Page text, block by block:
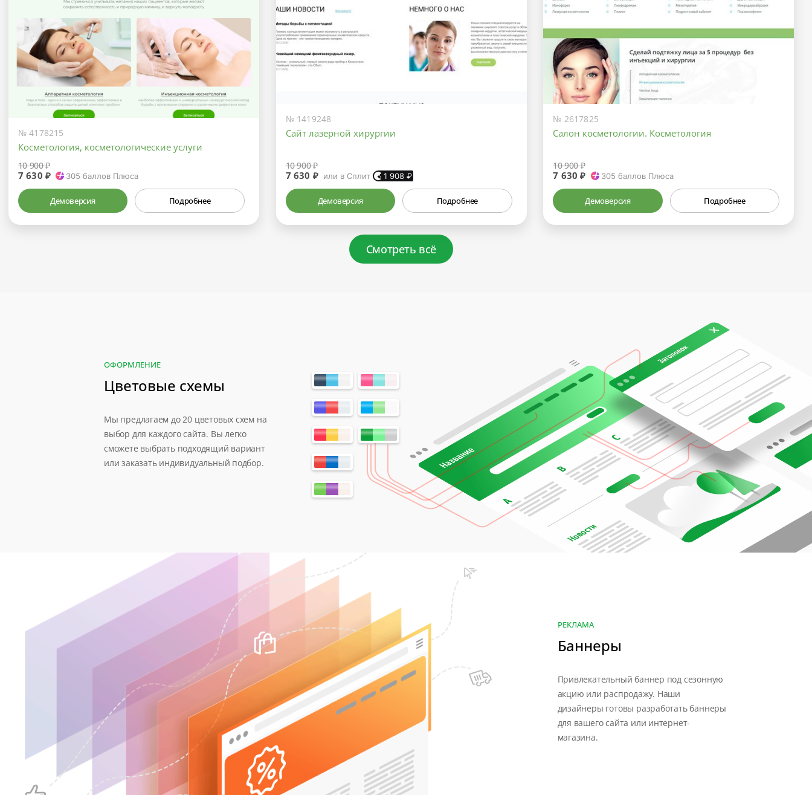
№ 4178215
Косметология, косметологические услуги
10 900 ₽
7 630 ₽ 305 баллов Плюса
Демоверсия Подробнее
№ 1419248
Сайт лазерной хирургии
10 900 ₽
7 630 ₽ или в Сплит 1 908₽
Демоверсия Подробнее
№ 2617825
Салон косметологии. Косметология
10 900 ₽
7 630 ₽ 305 баллов Плюса
Демоверсия Подробнее
Смотреть всё
ОФОРМЛЕНИЕ
Цветовые схемы
Мы предлагаем до 20 цветовых схем на
выбор для каждого сайта. Вы легко
сможете выбрать подходящий вариант
или заказать индивидуальный подбор.
РЕКЛАМА
Баннеры
Привлекательный баннер под сезонную
акцию или распродажу. Наши
дизайнеры готовы разработать баннеры
для вашего сайта или интернет-
магазина.